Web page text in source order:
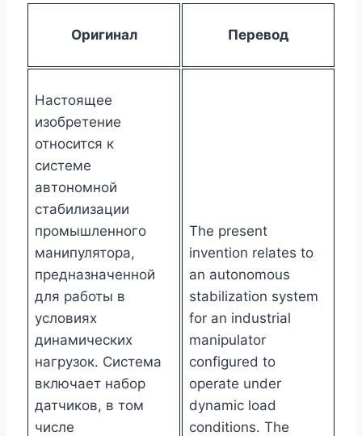
Оригинал Перевод
Настоящее
изобретение
относится к
системе
автономной
стабилизации
промышленного
манипулятора,
предназначенной
для работы в
условиях
динамических
нагрузок. Система
включает набор
датчиков, в том
числе
The present
invention relates to
an autonomous
stabilization system
for an industrial
manipulator
configured to
operate under
dynamic load
conditions. The